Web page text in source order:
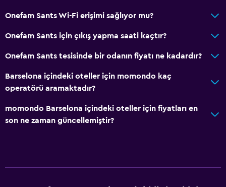
Onefam Sants Wi-Fi erişimi sağlıyor mu?
Onefam Sants için çıkış yapma saati kaçtır?
Onefam Sants tesisinde bir odanın fiyatı ne kadardır?
Barselona içindeki oteller için momondo kaç
operatörü aramaktadır?
momondo Barselona içindeki oteller için fiyatları en
son ne zaman güncellemiştir?